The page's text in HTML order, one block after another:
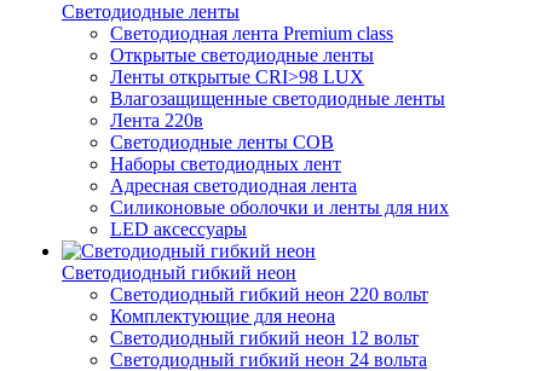
Светодиодные ленты
Светодиодная лента Premium class
Открытые светодиодные ленты
Ленты открытые CRI>98 LUX
Влагозащищенные светодиодные ленты
Лента 220в
Светодиодные ленты COB
Наборы светодиодных лент
Адресная светодиодная лента
Силиконовые оболочки и ленты для них
LED аксессуары
Светодиодный гибкий неон
Светодиодный гибкий неон 220 вольт
Комплектующие для неона
Светодиодный гибкий неон 12 вольт
Светодиодный гибкий неон 24 вольта